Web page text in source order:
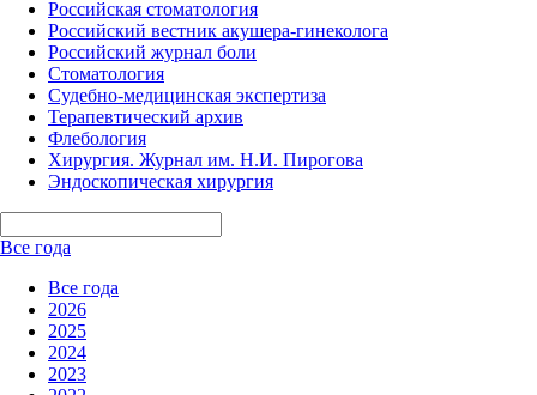
Российская стоматология
Российский вестник акушера-гинеколога
Российский журнал боли
Стоматология
Судебно-медицинская экспертиза
Терапевтический архив
Флебология
Хирургия. Журнал им. Н.И. Пирогова
Эндоскопическая хирургия
Все года
Все года
2026
2025
2024
2023